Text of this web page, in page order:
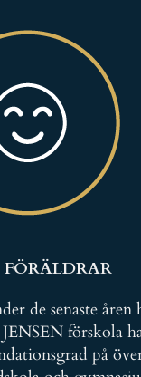
FÖRÄLDRAR
de senaste åren
förskola
på